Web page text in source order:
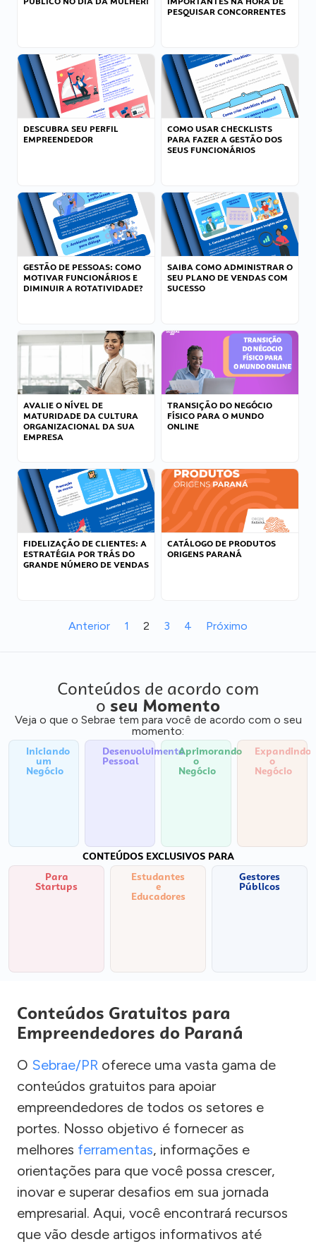
PESQUISAR CONCORRENTES
DESCUBRA SEU PERFIL
EMPREENDEDOR
COMO USAR CHECKLISTS
PARA FAZER A GESTÃO DOS
SEUS FUNCIONÁRIOS
GESTÃO DE PESSOAS: COMO
MOTIVAR FUNCIONÁRIOS E
DIMINUIR A ROTATIVIDADE?
SAIBA COMO ADMINISTRAR O
SEU PLANO DE VENDAS COM
SUCESSO
AVALIE O NÍVEL DE
MATURIDADE DA CULTURA
ORGANIZACIONAL DA SUA
EMPRESA
TRANSIÇÃO DO NEGÓCIO
FÍSICO PARA O MUNDO
ONLINE
FIDELIZAÇÃO DE CLIENTES: A
ESTRATÉGIA POR TRÁS DO
GRANDE NÚMERO DE VENDAS
CATÁLOGO DE PRODUTOS
ORIGENS PARANÁ
Anterior 1 2 3 4 Próximo
Conteúdos de acordo com
o seu Momento
Veja o que o Sebrae tem para você de acordo com o seu
momento:
Iniciando
um
Negócio
Desenvolvimento
Pessoal
Aprimorando
o
Negócio
Expandindo
o
Negócio
CONTEÚDOS EXCLUSIVOS PARA
Para
Startups
Estudantes
e
Educadores
Gestores
Públicos
Conteúdos Gratuitos para
Empreendedores do Paraná
O Sebrae/PR oferece uma vasta gama de
conteúdos gratuitos para apoiar
empreendedores de todos os setores e
portes. Nosso objetivo é fornecer as
melhores ferramentas, informações e
orientações para que você possa crescer,
inovar e superar desafios em sua jornada
empresarial. Aqui, você encontrará recursos
que vão desde artigos informativos até